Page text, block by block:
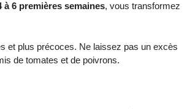
à 6 premières semaines, vous transformez
et plus précoces. Ne laissez pas un excès
de tomates et de poivrons.